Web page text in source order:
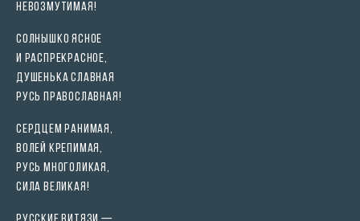
Невозмутимая!
Солнышко ясное
И распрекрасное,
Душенька славная
Русь православная!
Сердцем ранимая,
Волей крепимая,
Русь многоликая,
Сила Великая!